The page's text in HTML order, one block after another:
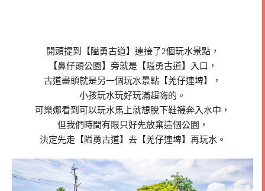
開頭提到【隘勇古道】連接了2個玩水景點，
【鼻仔頭公園】旁就是【隘勇古道】入口，
古道盡頭就是另一個玩水景點【羌仔連埤】，
小孩玩水玩好玩滿超嗨的。
可樂娜看到可以玩水馬上就想脫下鞋襪奔入水中，
但我們時間有限只好先放棄這個公園，
決定先走【隘勇古道】去【羌仔連埤】再玩水。